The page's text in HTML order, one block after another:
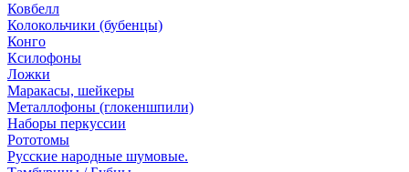
Ковбелл
Колокольчики (бубенцы)
Конго
Ксилофоны
Ложки
Маракасы, шейкеры
Металлофоны (глокеншпили)
Наборы перкуссии
Рототомы
Русские народные шумовые.